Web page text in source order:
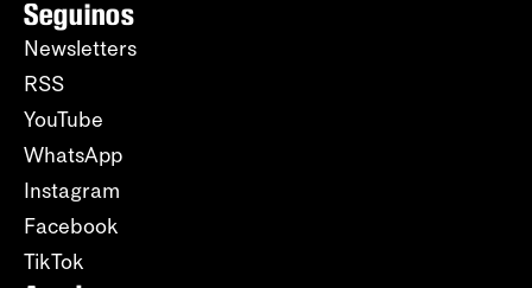
Seguinos
Newsletters
RSS
YouTube
WhatsApp
Instagram
Facebook
TikTok